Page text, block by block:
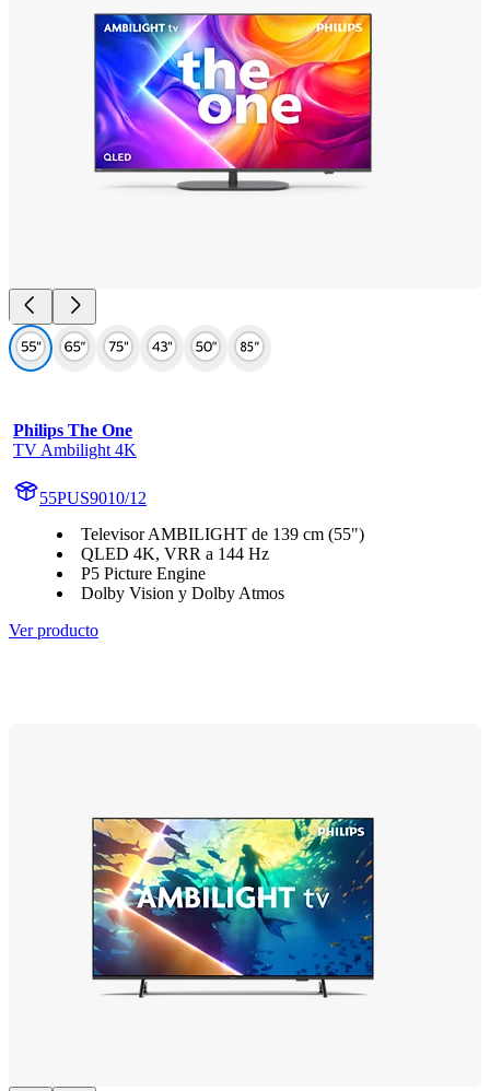
Philips The One
TV Ambilight 4K
55PUS9010/12
Televisor AMBILIGHT de 139 cm (55")
QLED 4K, VRR a 144 Hz
P5 Picture Engine
Dolby Vision y Dolby Atmos
Ver producto